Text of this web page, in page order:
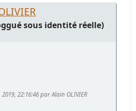
sous identité réelle)
22:16:46 par Alain OLIVIER